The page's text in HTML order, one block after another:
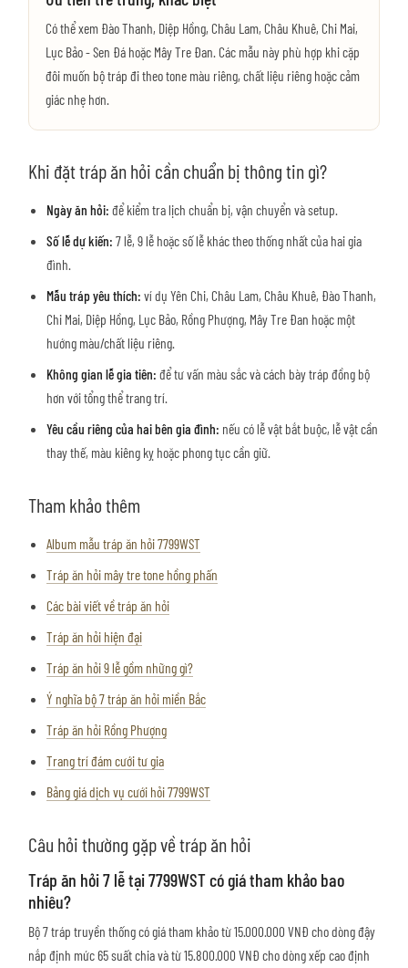
Có thể xem Đào Thanh, Diệp Hồng, Châu Lam, Châu Khuê, Chi Mai,
Lục Bảo - Sen Đá hoặc Mây Tre Đan. Các mẫu này phù hợp khi cặp
đôi muốn bộ tráp đi theo tone màu riêng, chất liệu riêng hoặc cảm
giác nhẹ hơn.
Khi đặt tráp ăn hỏi cần chuẩn bị thông tin gì?
Ngày ăn hỏi: để kiểm tra lịch chuẩn bị, vận chuyển và setup.
Số lễ dự kiến: 7 lễ, 9 lễ hoặc số lễ khác theo thống nhất của hai gia
đình.
Mẫu tráp yêu thích: ví dụ Yên Chi, Châu Lam, Châu Khuê, Đào Thanh,
Chi Mai, Diệp Hồng, Lục Bảo, Rồng Phượng, Mây Tre Đan hoặc một
hướng màu/chất liệu riêng.
Không gian lễ gia tiên: để tư vấn màu sắc và cách bày tráp đồng bộ
hơn với tổng thể trang trí.
Yêu cầu riêng của hai bên gia đình: nếu có lễ vật bắt buộc, lễ vật cần
thay thế, màu kiêng kỵ hoặc phong tục cần giữ.
Tham khảo thêm
Album mẫu tráp ăn hỏi 7799WST
Tráp ăn hỏi mây tre tone hồng phấn
Các bài viết về tráp ăn hỏi
Tráp ăn hỏi hiện đại
Tráp ăn hỏi 9 lễ gồm những gì?
Ý nghĩa bộ 7 tráp ăn hỏi miền Bắc
Tráp ăn hỏi Rồng Phượng
Trang trí đám cưới tư gia
Bảng giá dịch vụ cưới hỏi 7799WST
Câu hỏi thường gặp về tráp ăn hỏi
Tráp ăn hỏi 7 lễ tại 7799WST có giá tham khảo bao
nhiêu?
Bộ 7 tráp truyền thống có giá tham khảo từ 15.000.000 VNĐ cho dòng đậy
nắp định mức 65 suất chia và từ 15.800.000 VNĐ cho dòng xếp cao định